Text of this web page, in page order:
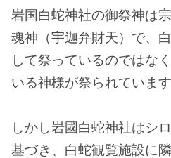
岩国白蛇神社の御祭神は
魂神（宇迦弁財天）で、
して祭っているのではな
いる神様が祭られています
しかし岩國白蛇神社はシ
基づき、白蛇観覧施設に